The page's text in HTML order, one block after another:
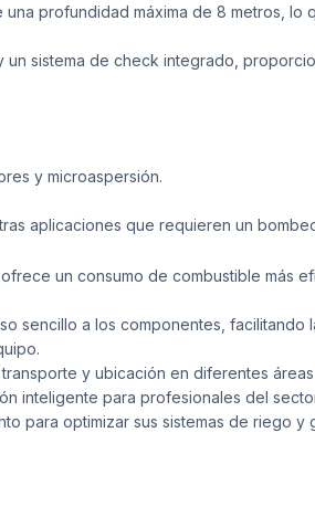
profundidad máxima de 8 metros, lo
un sistema de check integrado,
y microaspersión.
aplicaciones que requieren un
un consumo de combustible más
sencillo a los componentes, facilitando
y ubicación en diferentes
inteligente para profesionales del
para optimizar sus sistemas de riego y